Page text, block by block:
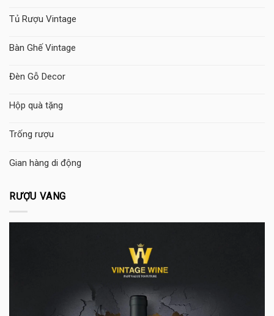
Tủ Rượu Vintage
Bàn Ghế Vintage
Đèn Gỗ Decor
Hộp quà tặng
Trống rượu
Gian hàng di động
RƯỢU VANG